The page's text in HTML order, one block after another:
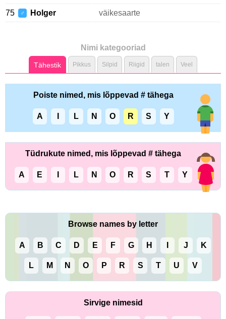
75 ♂ Holger väikesaarte
Nimi kategooriad
Tähestik Pikkus Silpid Riigid talen Veel
Poiste nimed, mis lõppevad # tähega
A L N O R S Y
Tüdrukute nimed, mis lõppevad # tähega
A E L N O R S T Y
Browse names by letter
A B C D E F G H J K
L M N O P R S T U V
Sirvige nimesid